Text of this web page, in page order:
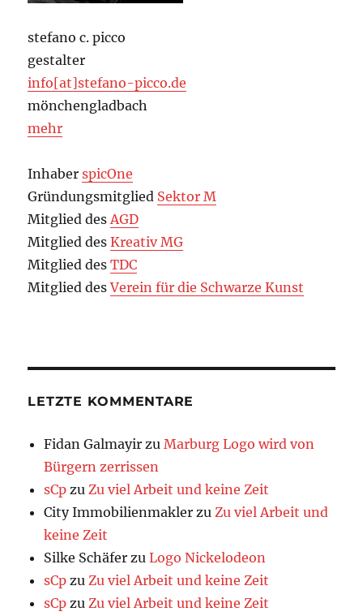
stefano c. picco
gestalter
info[at]stefano-picco.de
mönchengladbach
mehr
InhaberspicOne
Gründungsmitglied Sektor M
Mitglied des AGD
Mitglied desKreativ MG
Mitglied desTDC
Mitglied desVerein für die Schwarze Kunst
LETZTE KOMMENTARE
Fidan Galmayir zu Marburg Logo wird von
Bürgern zerrissen
sCp zu Zu viel Arbeit und keine Zeit
City Immobilienmakler zu Zu viel Arbeit und
keine Zeit
Silke Schäfer zuLogo Nickelodeon
sCp zu Zu viel Arbeit und keine Zeit
sCp zu Zu viel Arbeit und keine Zeit